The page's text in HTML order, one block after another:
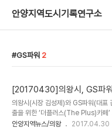
안양지역도시기록연구소
GS파워 2
[20170430]의왕시, GS파
협약
의왕시(시장 김성제)와 GS파워(대표
출을 위한 ‘더플러스(The Plus)카페
체결했다. 이번 협약의 주요 내용은
안양지역뉴스/의왕 2017.04.30